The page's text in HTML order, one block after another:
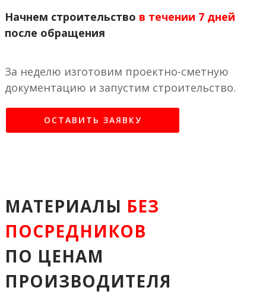
Начнем строительство в течении 7 дней
после обращения
За неделю изготовим проектно-сметную
документацию и запустим строительство.
ОСТАВИТЬ ЗАЯВКУ
МАТЕРИАЛЫ БЕЗ
ПОСРЕДНИКОВ
ПО ЦЕНАМ
ПРОИЗВОДИТЕЛЯ